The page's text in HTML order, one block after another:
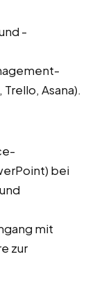
-
Asana).
bei
mit
zur